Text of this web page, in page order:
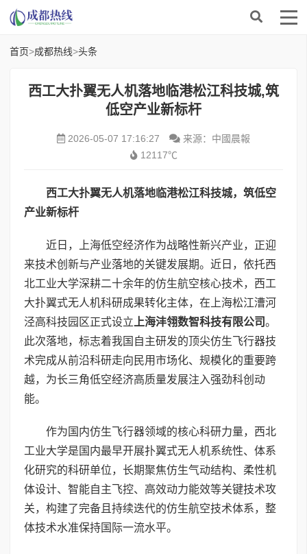
首页>成都热线>头条
西工大扑翼无人机落地临港松江科技城,筑
低空产业新标杆
2026-05-07 17:16:27
来源：中國晨報
12117℃
西工大扑翼无人机落地临港松江科技城，筑低空
产业新标杆
近日，上海低空经济作为战略性新兴产业，正迎
来技术创新与产业落地的关键发展期。近日，依托西
北工业大学深耕二十余年的仿生航空核心技术，西工
大扑翼式无人机科研成果转化主体，在上海松江漕河
泾高科技园区正式设立 上海沣翎数智科技有限公司。
此次落地，标志着我国自主研发的顶尖仿生飞行器技
术完成从前沿科研走向民用市场化、规模化的重要跨
越，为长三角低空经济高质量发展注入强劲科创动
能。
作为国内仿生飞行器领域的核心科研力量，西北
工业大学是国内最早开展扑翼式无人机系统性、体系
化研究的科研单位，长期聚焦仿生气动结构、柔性机
体设计、智能自主飞控、高效动力能效等关键技术攻
关，构建了完备且持续迭代的仿生航空技术体系，整
体技术水准保持国际一流水平。